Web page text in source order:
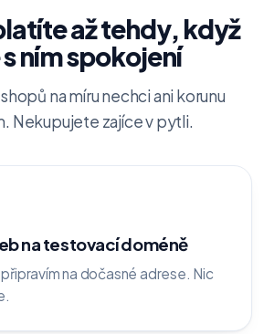
až tehdy, když
ním spokojení
na míru nechci ani korunu
Nekupujete zajíce v pytli.
na testovací doméně
na dočasné adrese. Nic